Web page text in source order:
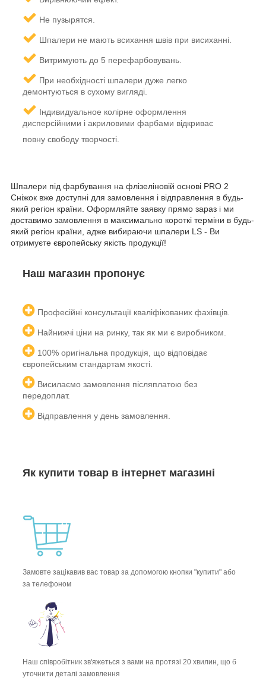
Не пузырятся.
Шпалери не мають всихання швів при висиханні.
Витримують до 5 перефарбовувань.
П ри необхідності шпалери дуже легко
демонтуються в сухому вигляді.
Індивидуальное колірне оформлення
дисперсійними і акриловими фарбами відкриває
повну свободу творчості.
Наш магазин пропонує
Професійні консультації кваліфікованих фахівців.
Найнижчі ціни на ринку, так як ми є виробником.
100% оригінальна продукція, що відповідає
європейським стандартам якості.
Висилаємо замовлення післяплатою без
передоплат.
Відправлення у день замовлення.
Шпалери під фарбування на флізеліновій основі PRO 2
Сніжок вже доступні для замовлення і відправлення в будь-
який регіон країни. Оформляйте заявку прямо зараз і ми
доставимо замовлення в максимально короткі терміни в будь-
який регіон країни, адже вибираючи шпалери LS - Ви
отримуєте європейську якість продукції!
Як купити товар в інтернет магазині
Замовте зацікавив вас товар за допомогою кнопки "купити" або
за телефоном
Наш співробітник зв'яжеться з вами на протязі 20 хвилин, що б
уточнити деталі замовлення